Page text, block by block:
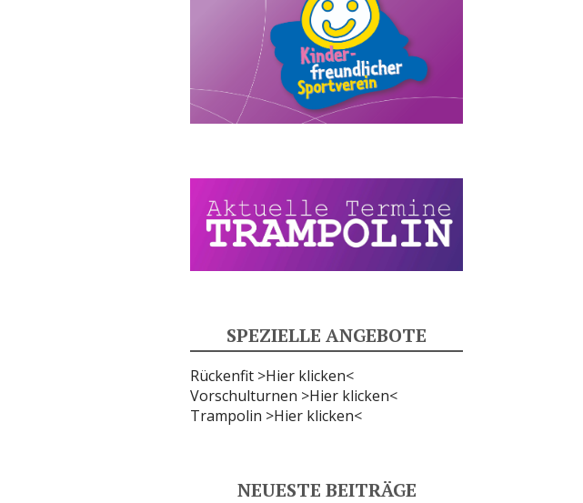
SPEZIELLE ANGEBOTE
Rückenfit >Hier klicken<
Vorschulturnen >Hier klicken<
Trampolin >Hier klicken<
NEUESTE BEITRÄGE